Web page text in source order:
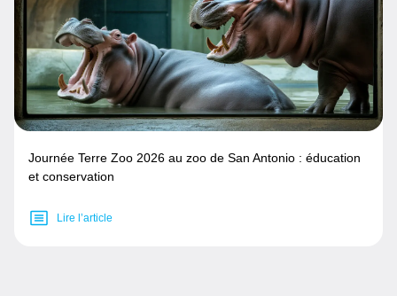
Journée Terre Zoo 2026 au zoo de San Antonio : éducation
et conservation
Lire l’article